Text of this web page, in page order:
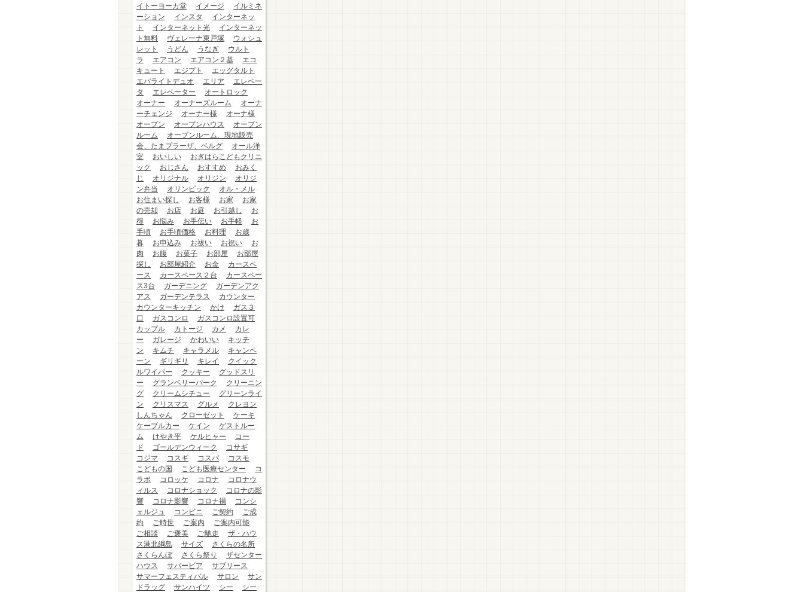
イトーヨーカ堂
イメージ
イルミネ
ーション
インスタ
インターネッ
ト
インターネット光
インターネッ
ト無料
ヴェレーナ東戸塚
ウォシュ
レット
うどん うなぎ
ウルト
ラ
エアコン エアコン２基
エコ
キュート
エジプト
エッグタルト
エバライトデュオ
エリア
エレベー
タ
エレベーター
オートロック
オーナー
オーナーズルーム
オーナ
ーチェンジ
オーナー様
オーナ様
オープン
オープンハウス
オープン
ルーム
オープンルーム、現地販売
会、たまプラーザ、ベルグ
オール洋
室
おいしい
おぎはらこどもクリニ
ック
おじさん おすすめ
おみく
じ
オリジナル オリジン
オリジ
ン弁当
オリンピック
オル・メル
お住まい探し
お客様 お家
お家
の売却
お店 お庭 お引越し
お
得
お悩み お手伝い お手軽
お
手頃
お手頃価格 お料理
お歳
暮
お申込み お祓い お祝い
お
肉
お腹 お菓子 お部屋
お部屋
探し
お部屋紹介 お金
カースペ
ース
カースペース２台
カースペー
ス3台
ガーデニング
ガーデンアク
アス
ガーデンテラス
カウンター
カウンターキッチン
かけ
ガス３
口
ガスコンロ
ガスコンロ設置可
カップル
カトージ カメ
カレ
ー
ガレージ かわいい
キッチ
ン
キムチ キャラメル
キャンペ
ーン
ギリギリ キレイ
クイック
ルワイパー
クッキー
グッドスリ
ー
グランベリーパーク
クリーニン
グ
クリームシチュー
グリーンライ
ン
クリスマス グルメ
クレヨン
しんちゃん
クローゼット
ケーキ
ケーブルカー
ケイン
ゲストルー
ム
けやき平 ケルヒャー
コー
ド
ゴールデンウィーク
コサギ
コジマ
コスギ コスパ
コスモ
こどもの国
こども医療センター
コ
ラボ
コロッケ コロナ
コロナウ
ィルス
コロナショック
コロナの影
響
コロナ影響 コロナ禍
コンシ
ェルジュ
コンビニ ご契約
ご成
約
ご時世 ご案内
ご案内可能
ご相談
ご褒美 ご馳走
ザ・ハウ
ス港北綱島
サイズ
さくらの名所
さくらんぼ
さくら祭り
ザセンター
ハウス
サバービア
サブリース
サマーフェスティバル
サロン
サン
ドラッグ
サンハイツ シー
シー